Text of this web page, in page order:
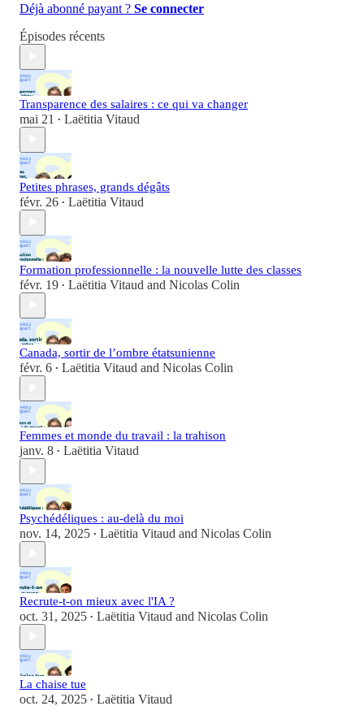
Déjà abonné payant ? Se connecter
Épisodes récents
Transparence des salaires : ce qui va changer
mai 21 • Laëtitia Vitaud
Petites phrases, grands dégâts
févr. 26 • Laëtitia Vitaud
Formation professionnelle : la nouvelle lutte des classes
févr. 19 • Laëtitia Vitaud and Nicolas Colin
Canada, sortir de l’ombre étatsunienne
févr. 6 • Laëtitia Vitaud and Nicolas Colin
Femmes et monde du travail : la trahison
janv. 8 • Laëtitia Vitaud
Psychédéliques : au-delà du moi
nov. 14, 2025 • Laëtitia Vitaud and Nicolas Colin
Recrute-t-on mieux avec l'IA ?
oct. 31, 2025 • Laëtitia Vitaud and Nicolas Colin
La chaise tue
oct. 24, 2025 • Laëtitia Vitaud